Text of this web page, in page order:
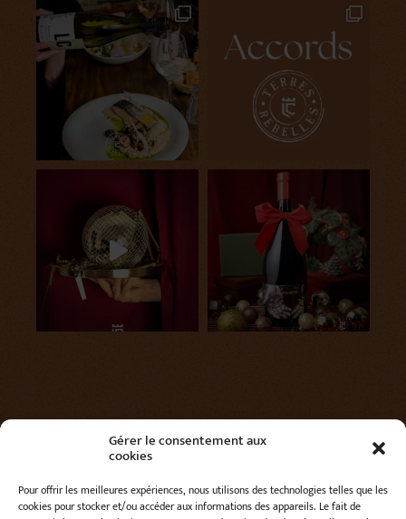
Gérer le consentement aux
cookies
Pour offrir les meilleures expériences, nous utilisons des technologies telles que les
cookies pour stocker et/ou accéder aux informations des appareils. Le fait de